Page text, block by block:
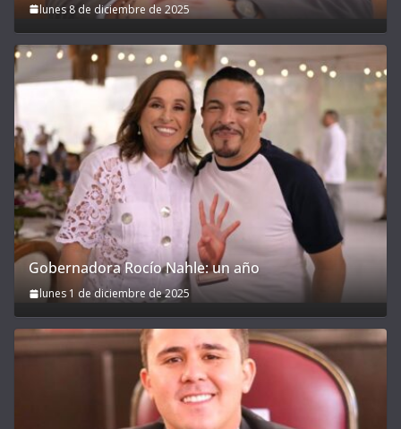
lunes 8 de diciembre de 2025
Gobernadora Rocío Nahle: un año
lunes 1 de diciembre de 2025